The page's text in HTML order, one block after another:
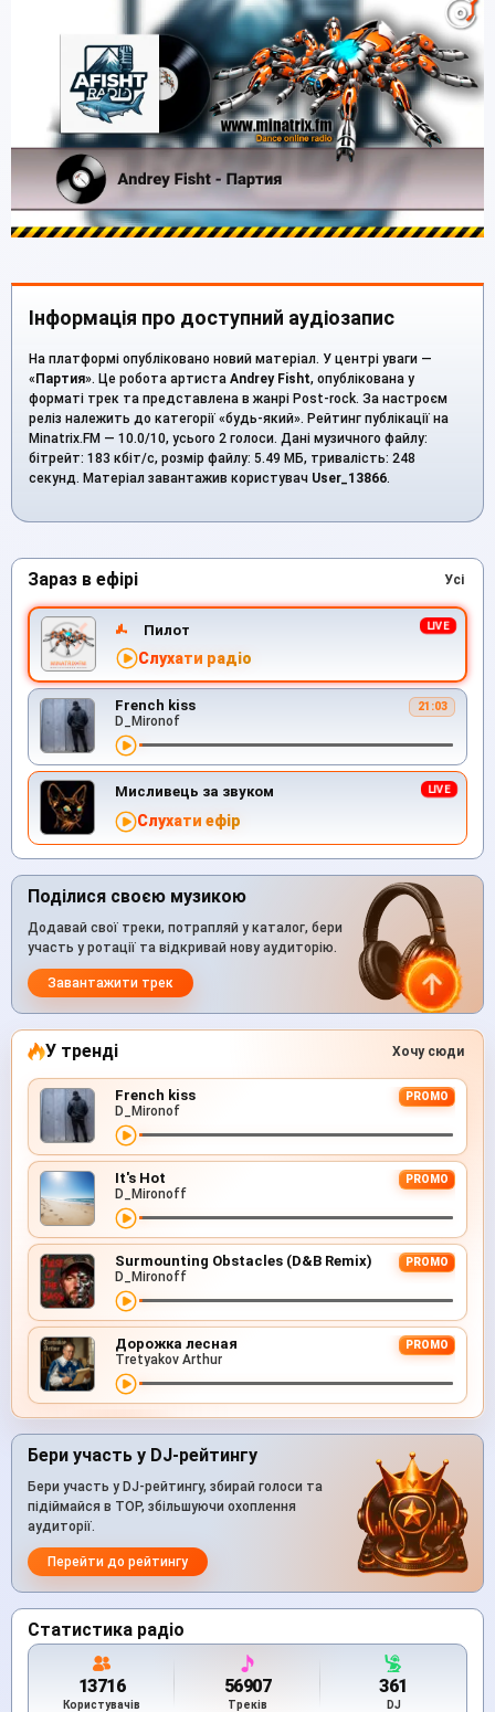
Інформація про доступний аудіозапис
На платформі опубліковано новий матеріал. У центрі уваги —
«Партия». Це робота артиста Andrey Fisht, опублікована у
форматі трек та представлена в жанрі Post-rock. За настроєм
реліз належить до категорії «будь-який». Рейтинг публікації на
Minatrix.FM — 10.0/10, усього 2 голоси. Дані музичного файлу:
бітрейт: 183 кбіт/с, розмір файлу: 5.49 МБ, тривалість: 248
секунд. Матеріал завантажив користувач User_13866.
Зараз в ефірі Усі
Пилот
Слухати радіо
French kiss 21:03
D_Mironof
Мисливець за звуком
Слухати ефір
Поділися своєю музикою
Додавай свої треки, потрапляй у каталог, бери
участь у ротації та відкривай нову аудиторію.
Завантажити трек
У тренді Хочу сюди
French kiss PROMO
D_Mironof
It's Hot PROMO
D_Mironoff
Surmounting Obstacles (D&B Remix) PROMO
D_Mironoff
Дорожка лесная PROMO
Tretyakov Arthur
Бери участь у DJ-рейтингу
Бери участь у DJ-рейтингу, збирай голоси та
підіймайся в TOP, збільшуючи охоплення
аудиторії.
Перейти до рейтингу
Статистика радіо
13716
Користувачів
56907
Треків
361
DJ